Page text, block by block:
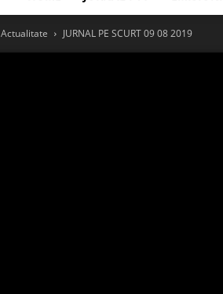
Actualitate JURNAL PE SCURT 09 08 2019